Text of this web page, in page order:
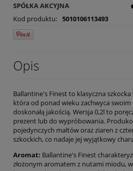
SPÓŁKA AKCYJNA
Kod produktu: 5010106113493
Opis
Ballantine's Finest to klasyczna
która od ponad wieku zachwyca
doskonałą jakością. Wersja 0,2l to
prezent lub do wypróbowania.
pojedynczych maltów oraz ziaren z
szkockich, co nadaje jej wyjątkowy
Aromat: Ballantine's Finest
złożonym aromatem z nutami miodu,